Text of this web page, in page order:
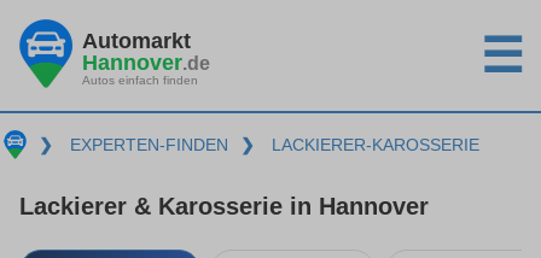
Automarkt
Hannover.de
Autos einfach finden ☰
❯ EXPERTEN-FINDEN ❯ LACKIERER-KAROSSERIE
Lackierer & Karosserie in Hannover